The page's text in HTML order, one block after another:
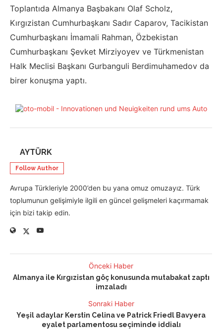
Toplantıda Almanya Başbakanı Olaf Scholz,
Kırgızistan Cumhurbaşkanı Sadır Caparov, Tacikistan
Cumhurbaşkanı İmamali Rahman, Özbekistan
Cumhurbaşkanı Şevket Mirziyoyev ve Türkmenistan
Halk Meclisi Başkanı Gurbanguli Berdimuhamedov da
birer konuşma yaptı.
AYTÜRK
Follow Author
Avrupa Türkleriyle 2000’den bu yana omuz omuzayız. Türk
toplumunun gelişimiyle ilgili en güncel gelişmeleri kaçırmamak
için bizi takip edin.
Önceki Haber
Almanya ile Kırgızistan göç konusunda mutabakat zaptı
imzaladı
Sonraki Haber
Yeşil adaylar Kerstin Celina ve Patrick Friedl Bavyera
eyalet parlamentosu seçiminde iddialı